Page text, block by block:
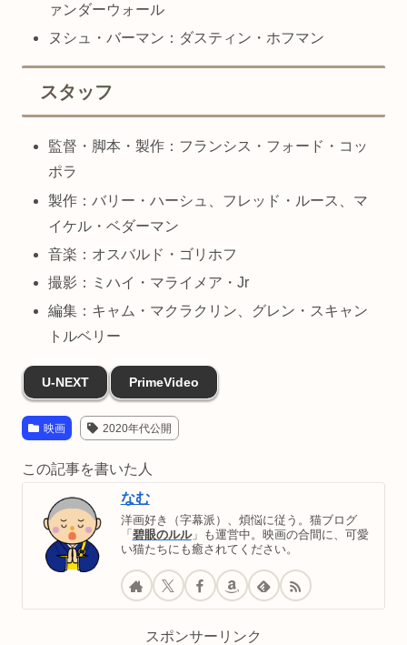
ァンダーウォール
ヌシュ・バーマン：ダスティン・ホフマン
スタッフ
監督・脚本・製作：フランシス・フォード・コッ
ポラ
製作：バリー・ハーシュ、フレッド・ルース、マ
イケル・ベダーマン
音楽：オスバルド・ゴリホフ
撮影：ミハイ・マライメア・Jr
編集：キャム・マクラクリン、グレン・スキャン
トルベリー
U-NEXT PrimeVideo
映画 2020年代公開
この記事を書いた人
なむ
洋画好き（字幕派）、煩悩に従う。猫ブログ
「 碧眼のルル」も運営中。映画の合間に、可愛
い猫たちにも癒されてください。
スポンサーリンク